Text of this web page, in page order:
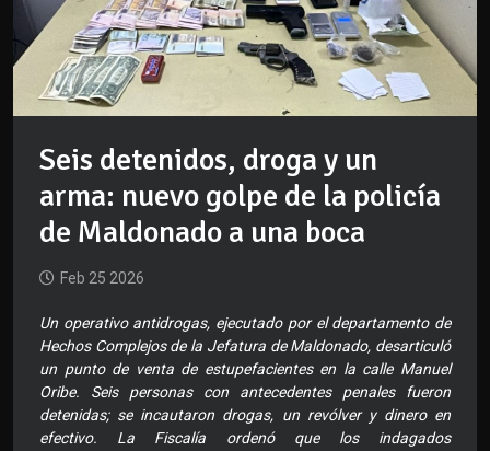
Seis detenidos, droga y un
arma: nuevo golpe de la policía
de Maldonado a una boca
Feb 25 2026
Un operativo antidrogas, ejecutado por el departamento de
Hechos Complejos de la Jefatura de Maldonado, desarticuló
un punto de venta de estupefacientes en la calle Manuel
Oribe. Seis personas con antecedentes penales fueron
detenidas; se incautaron drogas, un revólver y dinero en
efectivo. La Fiscalía ordenó que los indagados